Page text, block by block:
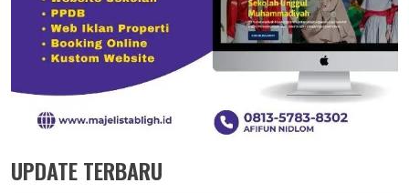
UPDATE TERBARU